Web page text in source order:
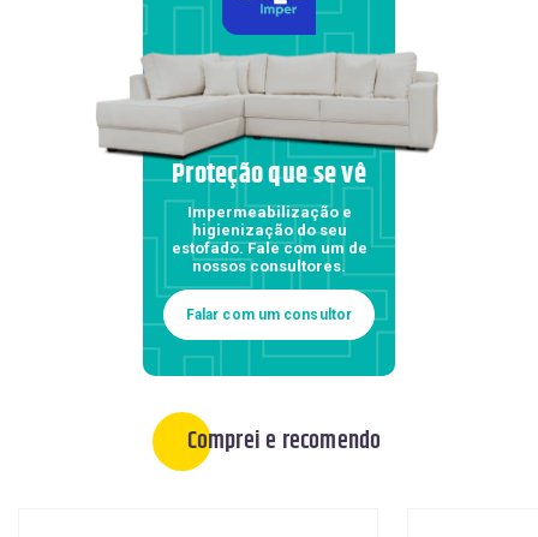
Proteção que se vê
Impermeabilização e
higienização do seu
estofado. Fale com um de
nossos consultores.
Falar com um consultor
Comprei e recomendo